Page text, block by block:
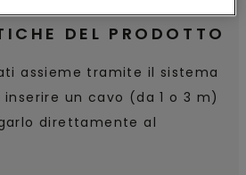
DEL PRODOTTO
assieme tramite il sistema
un cavo (da 1 o 3 m)
direttamente al